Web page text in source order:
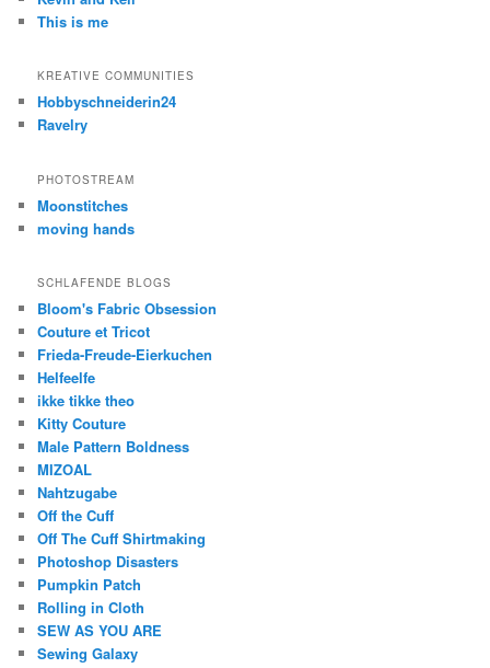
This is me
KREATIVE COMMUNITIES
Hobbyschneiderin24
Ravelry
PHOTOSTREAM
Moonstitches
moving hands
SCHLAFENDE BLOGS
Bloom's Fabric Obsession
Couture et Tricot
Frieda-Freude-Eierkuchen
Helfeelfe
ikke tikke theo
Kitty Couture
Male Pattern Boldness
MIZOAL
Nahtzugabe
Off the Cuff
Off The Cuff Shirtmaking
Photoshop Disasters
Pumpkin Patch
Rolling in Cloth
SEW AS YOU ARE
Sewing Galaxy